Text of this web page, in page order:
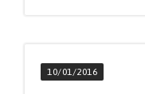
10/01/2016